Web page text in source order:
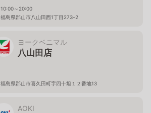
10:00～20:00
福島県郡山市八山田西1丁目273-2
ヨークベニマル
八山田店
福島県郡山市喜久田町字四十坦１２番地13
AOKI